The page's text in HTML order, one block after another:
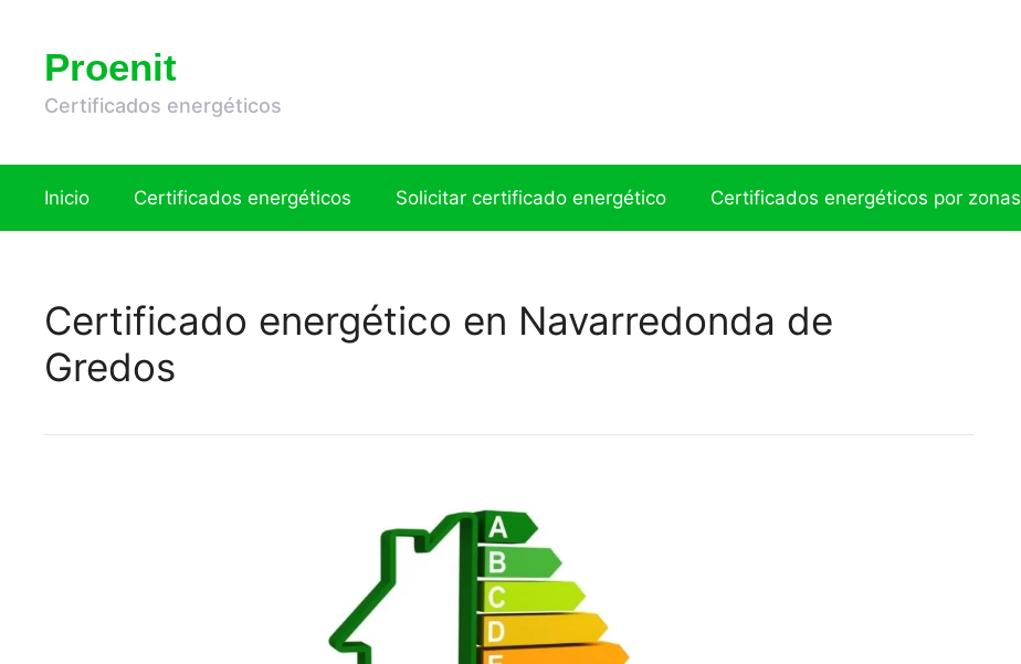
contenidoProenit
Certificados energéticos
Inicio Certificados energéticos Solicitar certificado energético Certificados energéticos por zonas
Certificado energético en Navarredonda de
Gredos